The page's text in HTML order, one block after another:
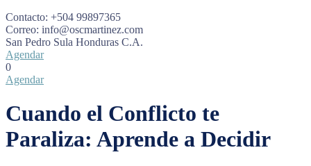
Contacto: +504 99897365
Correo: info@oscmartinez.com
San Pedro Sula Honduras C.A.
Agendar
0
Agendar
Cuando el Conflicto te
Paraliza: Aprende a Decidir